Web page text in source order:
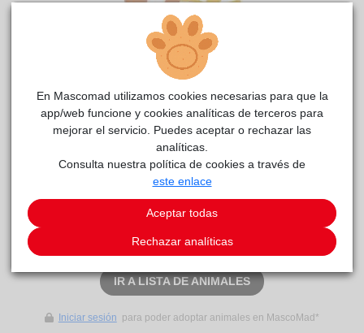
PHIPHI ERASreside actualmente en el centro de acogida
adopción
SOLICITAR ADOPCIÓN
IR A LISTA DE ANIMALES
Iniciar sesión para poder adoptar animales en MascoMad*
En Mascomad utilizamos cookies necesarias para que la
app/web funcione y cookies analíticas de terceros para
mejorar el servicio. Puedes aceptar o rechazar las
analíticas.
Consulta nuestra política de cookies a través de
este enlace
Aceptar todas
Rechazar analíticas